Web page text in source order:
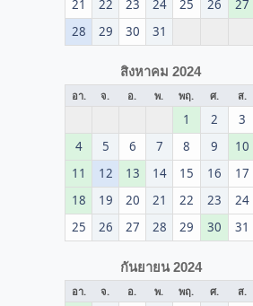
21
22 23 24 25 26
27
28
29 30 31
สิงหาคม 2024
อา. จ. อ. พ. พฤ. ศ. ส.
1 2
3
4
5 6 7 8 9
10
11
12 13 14 15 16
17
18
19 20 21 22 23
24
25
26 27 28 29 30 31
กันยายน 2024
อา. จ. อ. พ. พฤ. ศ. ส.